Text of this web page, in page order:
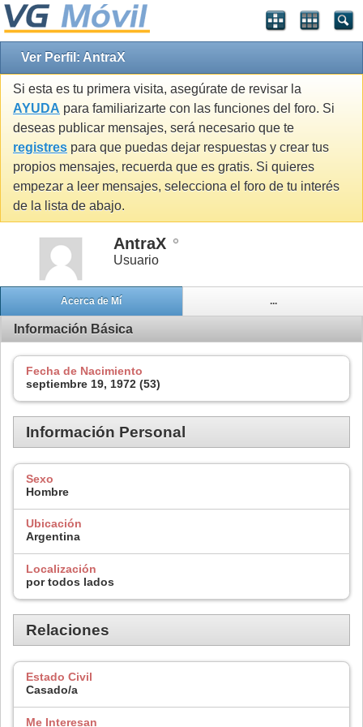
Ver Perfil: AntraX
Si esta es tu primera visita, asegúrate de revisar la
AYUDA para familiarizarte con las funciones del foro. Si
deseas publicar mensajes, será necesario que te
registres para que puedas dejar respuestas y crear tus
propios mensajes, recuerda que es gratis. Si quieres
empezar a leer mensajes, selecciona el foro de tu interés
de la lista de abajo.
AntraX
Usuario
Acerca de Mí ...
Información Básica
Fecha de Nacimiento
septiembre 19, 1972 (53)
Información Personal
Sexo
Hombre
Ubicación
Argentina
Localización
por todos lados
Relaciones
Estado Civil
Casado/a
Me Interesan